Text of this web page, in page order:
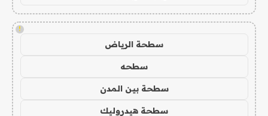
!
سطحة الرياض
سطحه
سطحة بين المدن
سطحة هيدروليك